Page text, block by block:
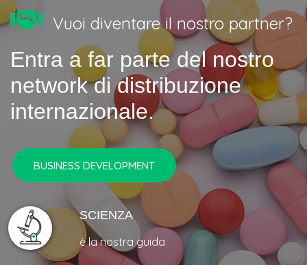
Vuoi diventare il nostro partner?
Entra a far parte del nostro
network di distribuzione
internazionale.
BUSINESS DEVELOPMENT
SCIENZA
è la nostra guida